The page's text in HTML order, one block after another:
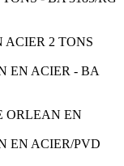
ACIER 2 TONS
ORLEAN EN